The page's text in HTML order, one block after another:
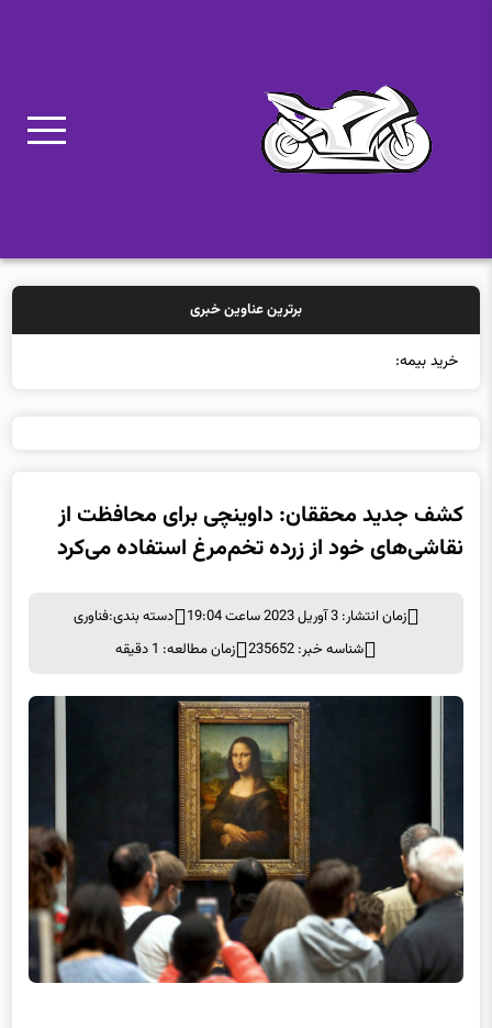
برترین عناوین خبری
خرید بیمه: سنتی
کشف جدید محققان: داوینچی برای محافظت از
نقاشی‌های خود از زرده تخم‌مرغ استفاده می‌کرد
زمان انتشار: 3 آوریل 2023 ساعت 19:04 دسته بندی:فناوری
شناسه خبر: 235652
زمان مطالعه: 1 دقیقه